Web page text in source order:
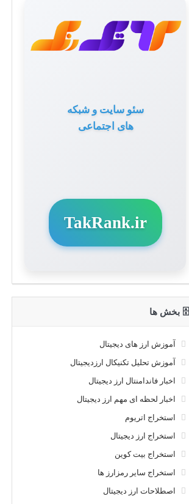
سئو سایت و شبکه
های اجتماعی
TakRank.ir
🗄 بخش ها
آموزش ارز های دیجیتال
آموزش تحلیل تکنیکال ارزدیجیتال
اخبار فاندامنتال ارز دیجیتال
اخبار لحظه ای مهم ارز دیجیتال
استخراج اتریوم
استخراج ارز دیجیتال
استخراج بیت کوین
استخراج سایر رمزارز ها
اصطلاحات ارز دیجیتال